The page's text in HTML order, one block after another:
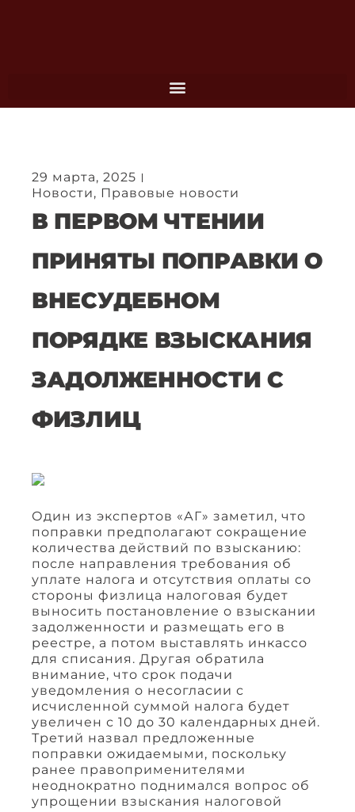
29 марта, 2025
Новости, Правовые новости
В ПЕРВОМ ЧТЕНИИ
ПРИНЯТЫ ПОПРАВКИ О
ВНЕСУДЕБНОМ
ПОРЯДКЕ ВЗЫСКАНИЯ
ЗАДОЛЖЕННОСТИ С
ФИЗЛИЦ
Один из экспертов «АГ» заметил, что
поправки предполагают сокращение
количества действий по взысканию:
после направления требования об
уплате налога и отсутствия оплаты со
стороны физлица налоговая будет
выносить постановление о взыскании
задолженности и размещать его в
реестре, а потом выставлять инкассо
для списания. Другая обратила
внимание, что срок подачи
уведомления о несогласии с
исчисленной суммой налога будет
увеличен с 10 до 30 календарных дней.
Третий назвал предложенные
поправки ожидаемыми, поскольку
ранее правоприменителями
неоднократно поднимался вопрос об
упрощении взыскания налоговой